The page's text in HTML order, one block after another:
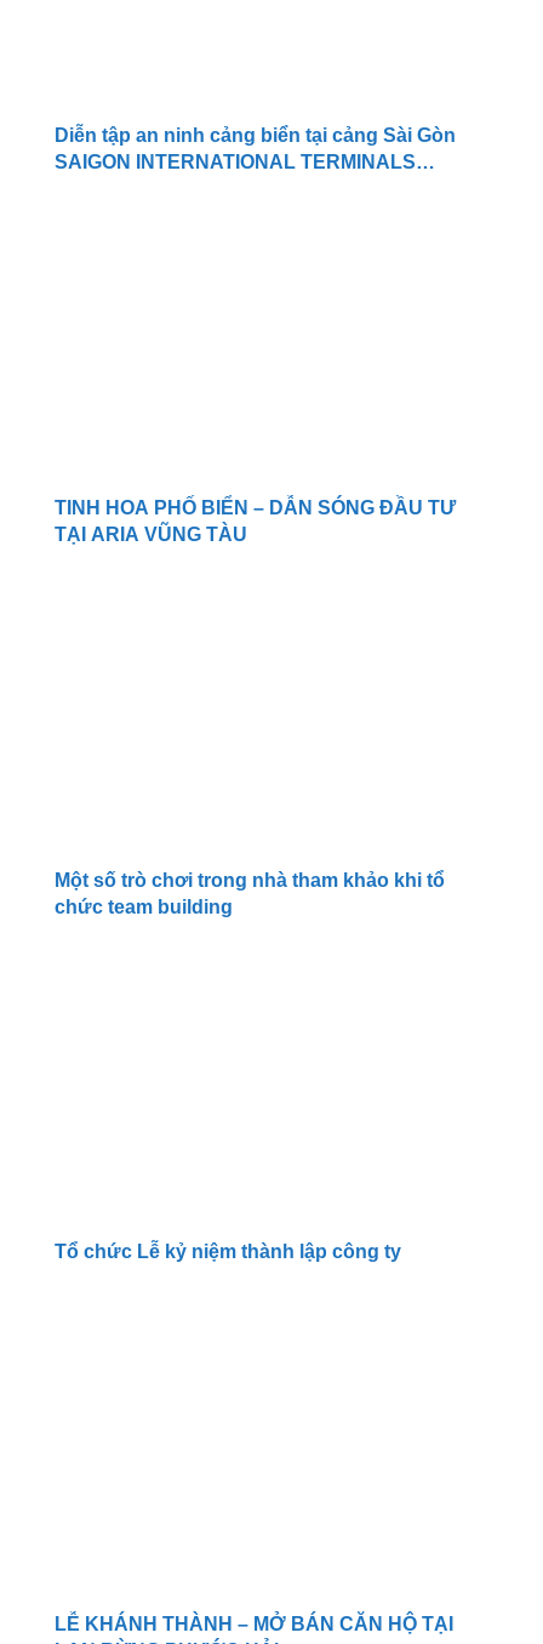
Diễn tập an ninh cảng biển tại cảng Sài Gòn
SAIGON INTERNATIONAL TERMINALS
TINH HOA PHỐ BIỂN – DẪN SÓNG ĐẦU TƯ
TẠI ARIA VŨNG TÀU
Một số trò chơi trong nhà tham khảo khi tổ
chức team building
Tổ chức Lễ kỷ niệm thành lập công ty
LỄ KHÁNH THÀNH – MỞ BÁN CĂN HỘ TẠI